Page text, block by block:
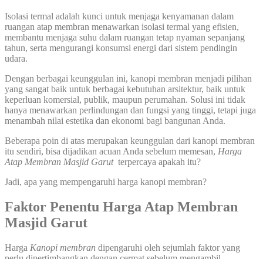
Isolasi termal adalah kunci untuk menjaga kenyamanan dalam
ruangan atap membran menawarkan isolasi termal yang efisien,
membantu menjaga suhu dalam ruangan tetap nyaman sepanjang
tahun, serta mengurangi konsumsi energi dari sistem pendingin
udara.
Dengan berbagai keunggulan ini, kanopi membran menjadi pilihan
yang sangat baik untuk berbagai kebutuhan arsitektur, baik untuk
keperluan komersial, publik, maupun perumahan. Solusi ini tidak
hanya menawarkan perlindungan dan fungsi yang tinggi, tetapi juga
menambah nilai estetika dan ekonomi bagi bangunan Anda.
Beberapa poin di atas merupakan keunggulan dari kanopi membran
itu sendiri, bisa dijadikan acuan Anda sebelum memesan, Harga
Atap Membran Masjid Garut terpercaya apakah itu?
Jadi, apa yang mempengaruhi harga kanopi membran?
Faktor Penentu Harga Atap Membran
Masjid Garut
Harga Kanopi membran dipengaruhi oleh sejumlah faktor yang